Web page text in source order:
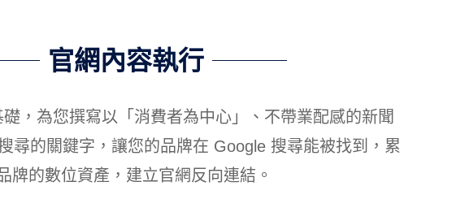
官網內容執行
，為您撰寫以「消費者為中心」、不帶業配感的新聞
尋的關鍵字，讓您的品牌在 Google 搜尋能被找到，累
牌的數位資產，建立官網反向連結。